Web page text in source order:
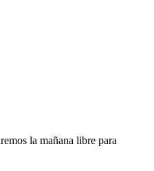
la mañana libre para